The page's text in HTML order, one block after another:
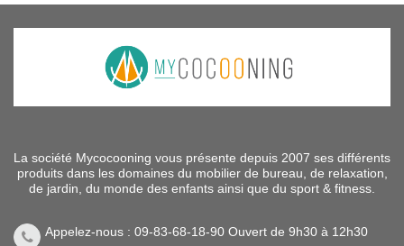
La société Mycocooning vous présente depuis 2007 ses différents
produits dans les domaines du mobilier de bureau, de relaxation,
de jardin, du monde des enfants ainsi que du sport & fitness.
Appelez-nous : 09-83-68-18-90 Ouvert de 9h30 à 12h30